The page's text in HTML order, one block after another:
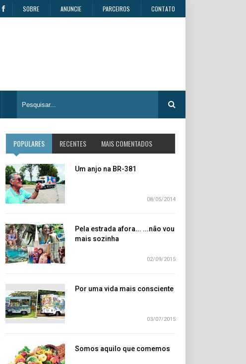
SOBRE ANUNCIE PARCEIROS CONTATO
POPULARES RECENTES MAIS COMENTADOS
Um anjo na BR-381
08/05/2014
Pela estrada afora... ...não vou
mais sozinha
02/09/2015
Por uma vida mais consciente
03/07/2015
Somos aquilo que comemos